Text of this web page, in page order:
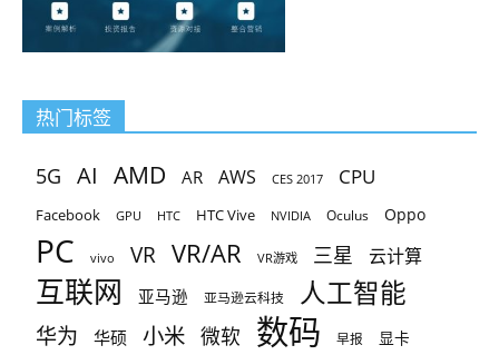
热门标签
5G AI AMD AR AWS CES 2017 CPU
Facebook GPU HTC HTC Vive NVIDIA Oculus Oppo
PC vivo VR VR/AR VR游戏 三星 云计算
互联网 亚马逊 亚马逊云科技 人工智能
华为 华硕 小米 微软 数码 早报 显卡